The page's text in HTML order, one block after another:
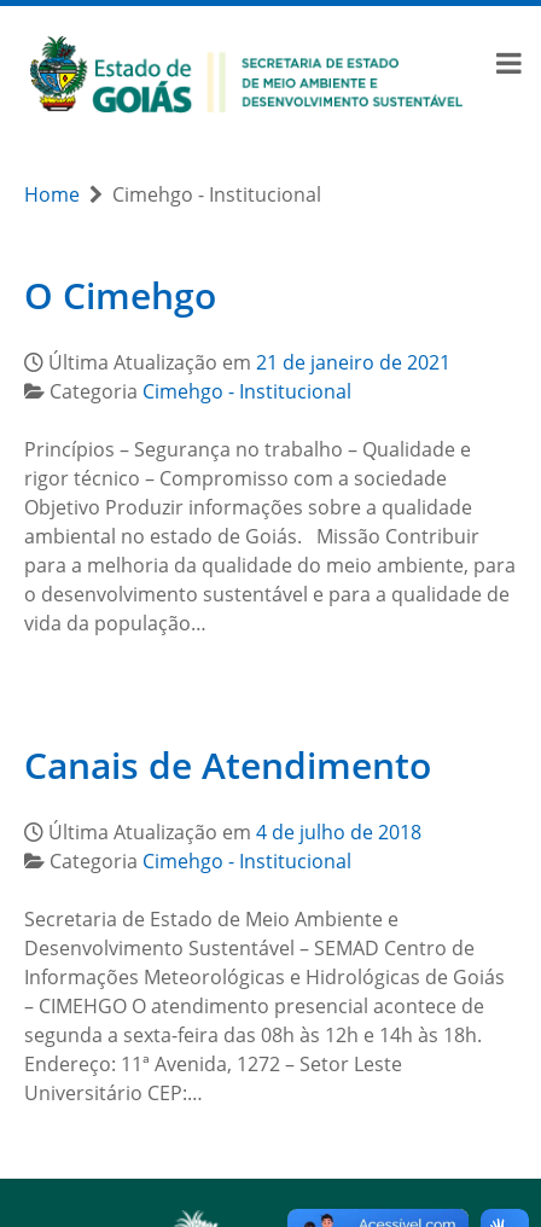
Home Cimehgo - Institucional
O Cimehgo
Última Atualização em 21 de janeiro de 2021
Categoria Cimehgo - Institucional
Princípios – Segurança no trabalho – Qualidade e
rigor técnico – Compromisso com a sociedade
Objetivo Produzir informações sobre a qualidade
ambiental no estado de Goiás. Missão Contribuir
para a melhoria da qualidade do meio ambiente, para
o desenvolvimento sustentável e para a qualidade de
vida da população…
Canais de Atendimento
Última Atualização em 4 de julho de 2018
Categoria Cimehgo - Institucional
Secretaria de Estado de Meio Ambiente e
Desenvolvimento Sustentável – SEMAD Centro de
Informações Meteorológicas e Hidrológicas de Goiás
– CIMEHGO O atendimento presencial acontece de
segunda a sexta-feira das 08h às 12h e 14h às 18h.
Endereço: 11ª Avenida, 1272 – Setor Leste
Universitário CEP:…